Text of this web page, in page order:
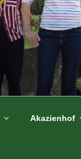
Akazienhof